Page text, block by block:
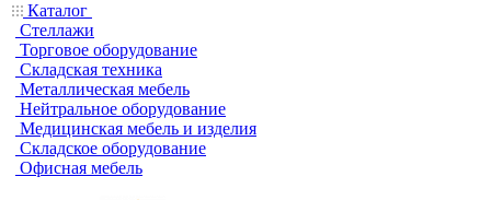
Каталог
Стеллажи
Торговое оборудование
Складская техника
Металлическая мебель
Нейтральное оборудование
Медицинская мебель и изделия
Складское оборудование
Офисная мебель